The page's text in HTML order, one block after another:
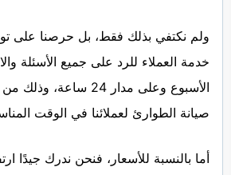
ولم نكتفي بذلك فقط، بل حرصنا على
خدمة العملاء للرد على جميع الأسئلة
الأسبوع وعلى مدار 24
صيانة الطوارئ لعملائنا في الوقت
أما بالنسبة للأسعار، فنحن ندرك جيدًا